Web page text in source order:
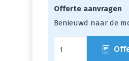
Offerte aanvragen
Benieuwd naar de